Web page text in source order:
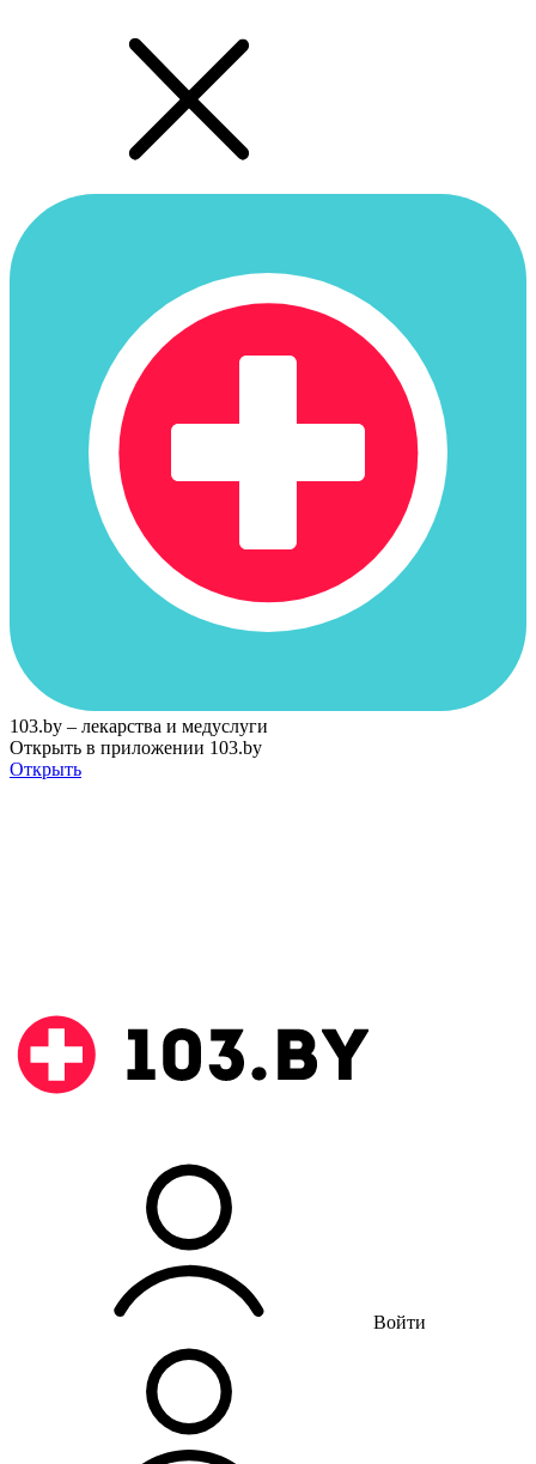
103.by – лекарства и медуслуги
Открыть в приложении 103.by
Открыть
Войти